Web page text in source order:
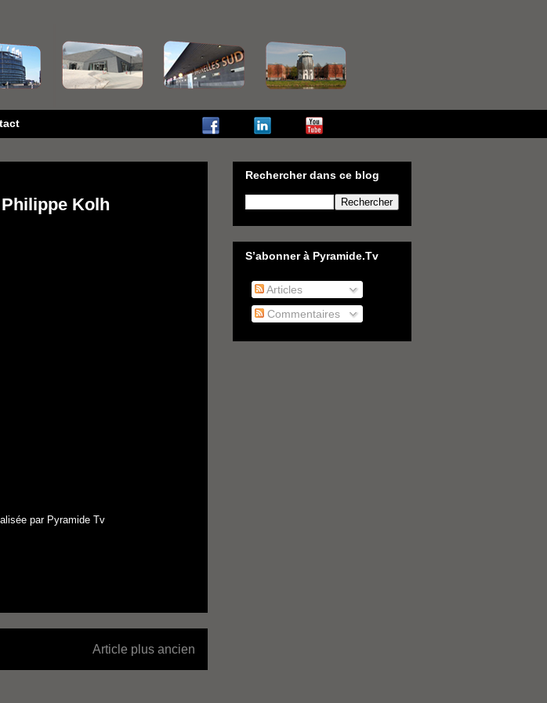
Kolh
par Pyramide Tv
Article plus ancien
Rechercher dans ce blog
S’abonner à Pyramide.Tv
Articles
Commentaires